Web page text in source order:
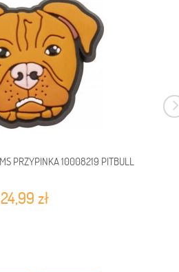
PRZYPINKA 10008219 PITBULL
24,99 zł